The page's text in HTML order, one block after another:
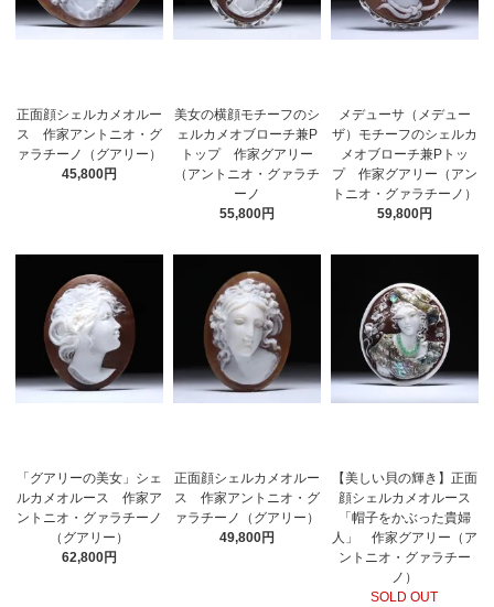
正面顔シェルカメオルー
ス 作家アントニオ・グ
ァラチーノ（グアリー）
45,800円
美女の横顔モチーフのシ
ェルカメオブローチ兼P
トップ 作家グアリー
（アントニオ・グァラチ
ーノ
55,800円
メデューサ（メデュー
ザ）モチーフのシェルカ
メオブローチ兼Pトッ
プ 作家グアリー（アン
トニオ・グァラチーノ）
59,800円
「グアリーの美女」シェ
ルカメオルース 作家ア
ントニオ・グァラチーノ
（グアリー）
62,800円
正面顔シェルカメオルー
ス 作家アントニオ・グ
ァラチーノ（グアリー）
49,800円
【美しい貝の輝き】正面
顔シェルカメオルース
「帽子をかぶった貴婦
人」 作家グアリー（ア
ントニオ・グァラチー
ノ）
SOLD OUT